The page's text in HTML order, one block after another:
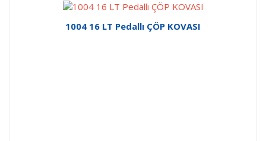
1004 16 LT Pedallı ÇÖP KOVASI